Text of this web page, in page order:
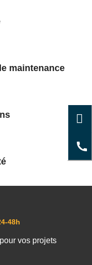
maintenance
48h
vos projets